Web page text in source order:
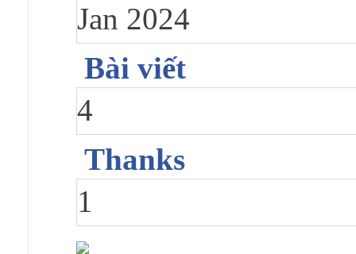
Jan 2024
Bài viết
4
Thanks
1